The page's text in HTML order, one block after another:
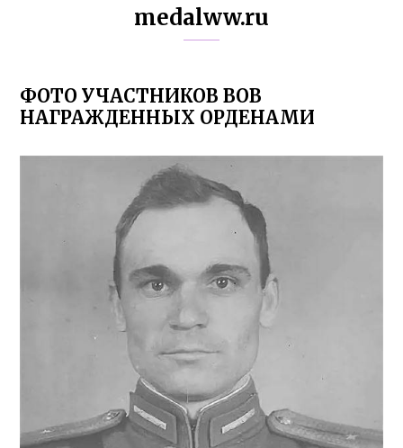
medalww.ru
ФОТО УЧАСТНИКОВ ВОВ
НАГРАЖДЕННЫХ ОРДЕНАМИ